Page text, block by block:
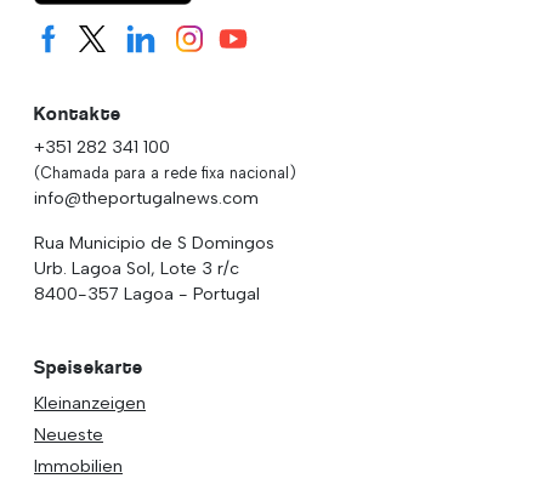
Kontakte
+351 282 341 100
(Chamada para a rede fixa nacional)
info@theportugalnews.com
Rua Municipio de S Domingos
Urb. Lagoa Sol, Lote 3 r/c
8400-357 Lagoa - Portugal
Speisekarte
Kleinanzeigen
Neueste
Immobilien